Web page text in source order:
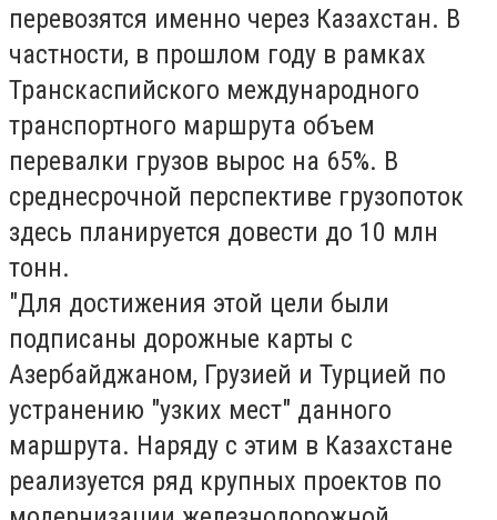
перевозятся именно через Казахстан. В
частности, в прошлом году в рамках
Транскаспийского международного
транспортного маршрута объем
перевалки грузов вырос на 65%. В
среднесрочной перспективе грузопоток
здесь планируется довести до 10 млн
тонн.
"Для достижения этой цели были
подписаны дорожные карты с
Азербайджаном, Грузией и Турцией по
устранению "узких мест" данного
маршрута. Наряду с этим в Казахстане
реализуется ряд крупных проектов по